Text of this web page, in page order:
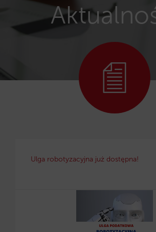
Ulga robotyzacyjna już dostępna!